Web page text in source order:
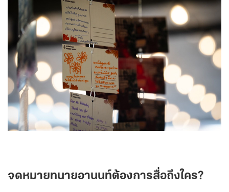
จดหมายทนายอานนท์ต้องการสื่อถึงใคร?